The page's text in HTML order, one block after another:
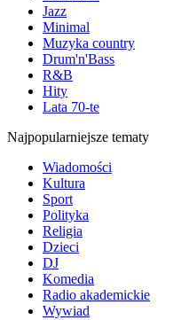
Jazz
Minimal
Muzyka country
Drum'n'Bass
R&B
Hity
Lata 70-te
Najpopularniejsze tematy
Wiadomości
Kultura
Sport
Polityka
Religia
Dzieci
DJ
Komedia
Radio akademickie
Wywiad